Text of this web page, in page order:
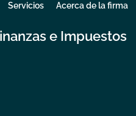
Servicios Acerca de la firma
e Impuestos